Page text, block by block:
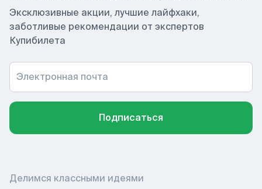
Эксклюзивные акции, лучшие лайфхаки,
заботливые рекомендации от экспертов
Купибилета
Электронная почта
Подписаться
Делимся классными идеями